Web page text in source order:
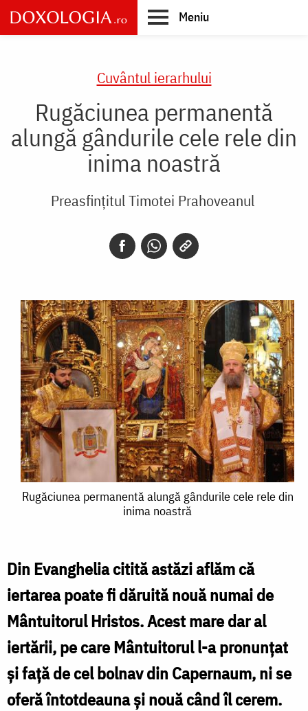
Skip
to
main
Meniu
Cuvântul ierarhului
Rugăciunea permanentă
alungă gândurile cele rele din
inima noastră
Preasfințitul Timotei Prahoveanul
Rugăciunea
gândurile
cele
rele
din
inima
noastră
Rugăciunea permanentă alungă gândurile cele rele din
inima noastră
Din Evanghelia citită astăzi aflăm că
iertarea poate fi dăruită nouă numai de
Mântuitorul Hristos. Acest mare dar al
iertării, pe care Mântuitorul l-a pronunțat
și față de cel bolnav din Capernaum, ni se
oferă întotdeauna și nouă când îl cerem.